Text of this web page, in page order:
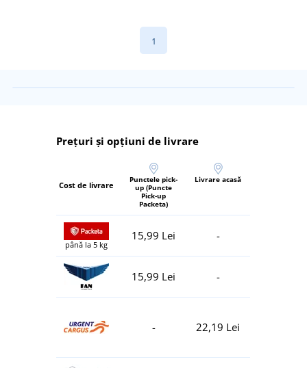
1
Prețuri și opțiuni de livrare
Cost de livrare
Punctele pick-
up (Puncte
Pick-up
Packeta)
Livrare acasă
până la 5 kg
15,99 Lei -
15,99 Lei -
- 22,19 Lei